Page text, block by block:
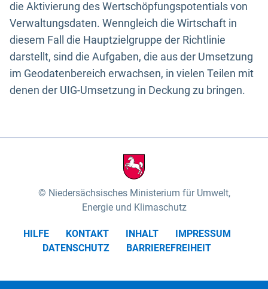
die Aktivierung des Wertschöpfungspotentials von
Verwaltungsdaten. Wenngleich die Wirtschaft in
diesem Fall die Hauptzielgruppe der Richtlinie
darstellt, sind die Aufgaben, die aus der Umsetzung
im Geodatenbereich erwachsen, in vielen Teilen mit
denen der UIG-Umsetzung in Deckung zu bringen.
Niedersächsisches Ministerium für Umwelt,
Energie und Klimaschutz
HILFE KONTAKT INHALT
IMPRESSUM
DATENSCHUTZ
BARRIEREFREIHEIT